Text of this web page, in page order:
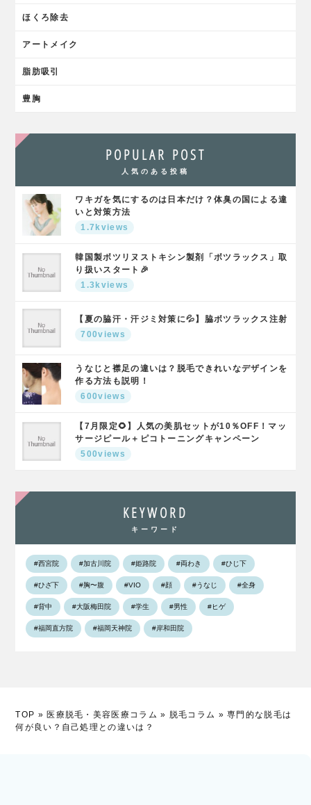
ほくろ除去
アートメイク
脂肪吸引
豊胸
POPULAR POST
人気のある投稿
ワキガを気にするのは日本だけ？体臭の国による違
いと対策方法
1.7kviews
韓国製ボツリヌストキシン製剤「ボツラックス」取
り扱いスタート🎉
1.3kviews
【夏の脇汗・汗ジミ対策に💦】脇ボツラックス注射
700views
うなじと襟足の違いは？脱毛できれいなデザインを
作る方法も説明！
600views
【7月限定🌻】人気の美肌セットが10％OFF！マッ
サージピール＋ピコトーニングキャンペーン
500views
KEYWORD
キーワード
#西宮院 #加古川院 #姫路院 #両わき #ひじ下
#ひざ下 #胸〜腹 #VIO #顔 #うなじ #全身
#背中 #大阪梅田院 #学生 #男性 #ヒゲ
#福岡直方院 #福岡天神院 #岸和田院
TOP » 医療脱毛・美容医療コラム » 脱毛コラム »専門的な脱毛は
何が良い？自己処理との違いは？